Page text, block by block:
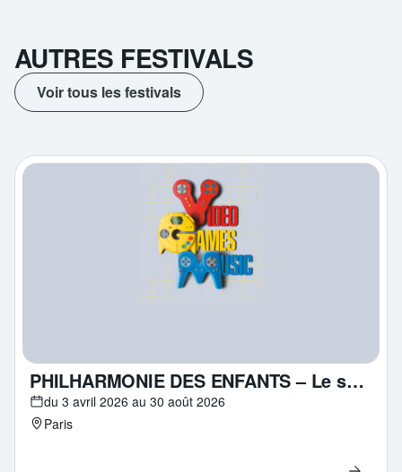
AUTRES FESTIVALS
Voir tous les festivals
PHILHARMONIE DES ENFANTS – Le son des pixels
du 3 avril 2026 au 30 août 2026
Paris